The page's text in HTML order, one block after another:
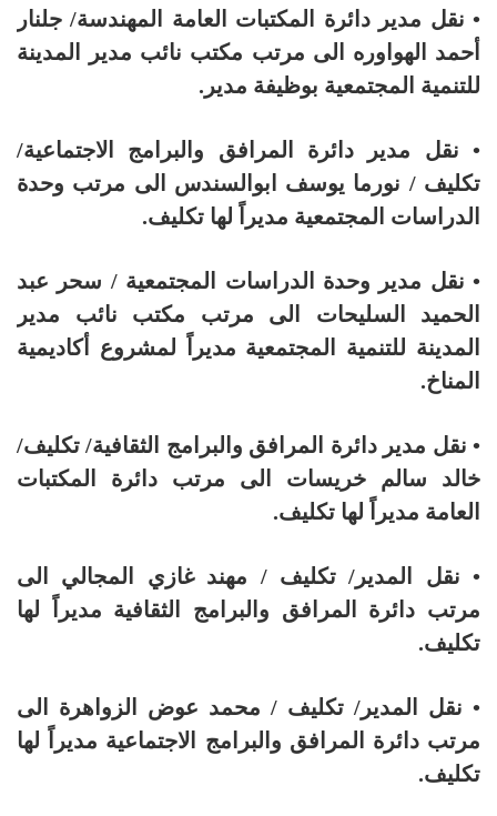
• نقل مدير دائرة المكتبات العامة المهندسة/ جلنار
أحمد الهواوره الى مرتب مكتب نائب مدير المدينة
للتنمية المجتمعية بوظيفة مدير.
• نقل مدير دائرة المرافق والبرامج الاجتماعية/
تكليف / نورما يوسف ابوالسندس الى مرتب وحدة
الدراسات المجتمعية مديراً لها تكليف.
• نقل مدير وحدة الدراسات المجتمعية / سحر عبد
الحميد السليحات الى مرتب مكتب نائب مدير
المدينة للتنمية المجتمعية مديراً لمشروع أكاديمية
المناخ.
• نقل مدير دائرة المرافق والبرامج الثقافية/ تكليف/
خالد سالم خريسات الى مرتب دائرة المكتبات
العامة مديراً لها تكليف.
• نقل المدير/ تكليف / مهند غازي المجالي الى
مرتب دائرة المرافق والبرامج الثقافية مديراً لها
تكليف.
• نقل المدير/ تكليف / محمد عوض الزواهرة الى
مرتب دائرة المرافق والبرامج الاجتماعية مديراً لها
تكليف.